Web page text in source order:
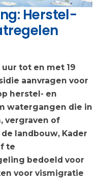
Herstel-
uur tot en met 19
aanvragen voor
herstel- en
watergangen die in
vergraven of
landbouw, Kader
te
bedoeld voor
voor vismigratie